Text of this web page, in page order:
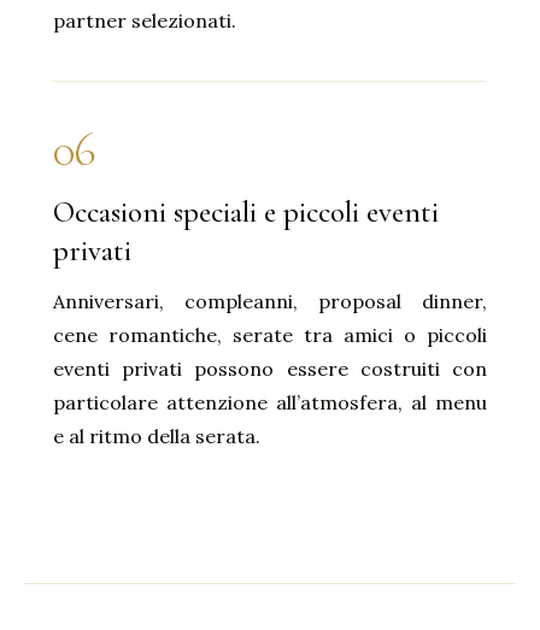
partner selezionati.
06
Occasioni speciali e piccoli eventi
privati
Anniversari, compleanni, proposal dinner,
cene romantiche, serate tra amici o piccoli
eventi privati possono essere costruiti con
particolare attenzione all’atmosfera, al menu
e al ritmo della serata.